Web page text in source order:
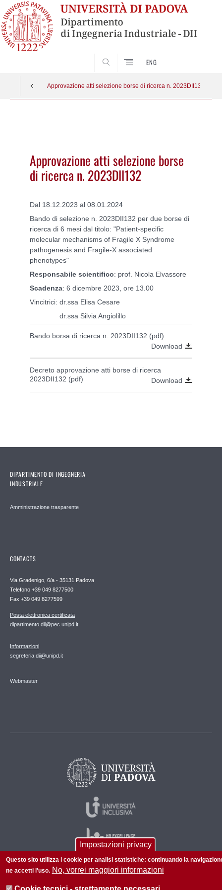
ENG
Approvazione atti selezione borse di ricerca n. 2023DII132
Approvazione atti selezione borse
di ricerca n. 2023DII132
Dal 18.12.2023 al 08.01.2024
Bando di selezione n. 2023DII132 per due borse di
ricerca di 6 mesi dal titolo: "Patient-specific
molecular mechanisms of Fragile X Syndrome
pathogenesis and Fragile-X associated
phenotypes"
Responsabile scientifico: prof. Nicola Elvassore
Scadenza: 6 dicembre 2023, ore 13.00
Vincitrici: dr.ssa Elisa Cesare
dr.ssa Silvia Angiolillo
Bando borsa di ricerca n. 2023DII132 (pdf)
Download
Decreto approvazione atti borse di ricerca
2023DII132 (pdf)
Download
DIPARTIMENTO DI INGEGNERIA
INDUSTRIALE
Amministrazione trasparente
CONTACTS
Via Gradenigo, 6/a - 35131 Padova
Telefono +39 049 8277500
Fax +39 049 8277599
Posta elettronica certificata
dipartimento.dii@pec.unipd.it
Informazioni
segreteria.dii@unipd.it
Webmaster
Impostazioni privacy
Questo sito utilizza i cookie per analisi statistiche: continuando la
ne accetti l'uso. No, vorrei maggiori informazioni